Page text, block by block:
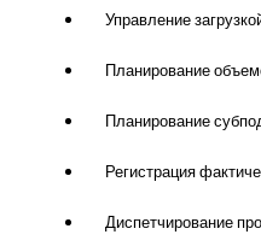
Управление
Планирование
Планирование
Регистрация
Диспетчирование